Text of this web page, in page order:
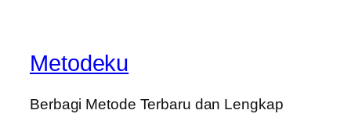
Metodeku
Berbagi Metode Terbaru dan Lengkap